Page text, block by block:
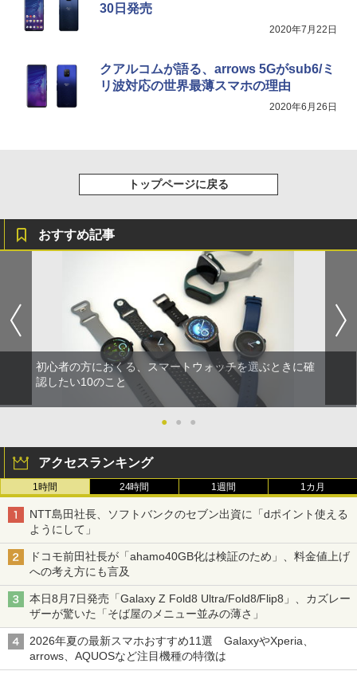
30日発売
2020年7月22日
クアルコムが語る、arrows 5Gがsub6/ミ
リ波対応の世界最薄スマホの理由
2020年6月26日
トップページに戻る
おすすめ記事
初心者の方におくる、スマートウォッチを選ぶときに確
認したい10のこと
● ● ●
アクセスランキング
1時間 24時間 1週間 1カ月
NTT島田社長、ソフトバンクのセブン出資に「dポイント使える
ようにして」
ドコモ前田社長が「ahamo40GB化は検証のため」、料金値上げ
への考え方にも言及
本日8月7日発売「Galaxy Z Fold8 Ultra/Fold8/Flip8」、カズレー
ザーが驚いた「そば屋のメニュー並みの薄さ」
2026年夏の最新スマホおすすめ11選 GalaxyやXperia、
arrows、AQUOSなど注目機種の特徴は